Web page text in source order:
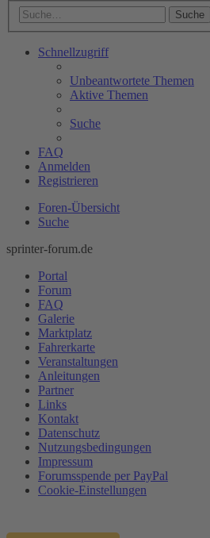
Suche
Schnellzugriff
Unbeantwortete Themen
Aktive Themen
Suche
FAQ
Anmelden
Registrieren
Foren-Übersicht
Suche
sprinter-forum.de
Portal
Forum
FAQ
Galerie
Marktplatz
Fahrerkarte
Veranstaltungen
Anleitungen
Partner
Links
Kontakt
Datenschutz
Nutzungsbedingungen
Impressum
Forumsspende per PayPal
Cookie-Einstellungen